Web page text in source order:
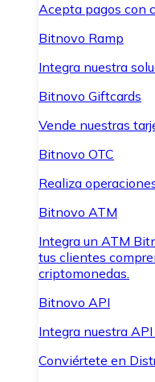
Acepta pagos con
Bitnovo Ramp
Integra nuestra
Bitnovo Giftcards
Vende nuestras
Bitnovo OTC
Realiza
Bitnovo ATM
Integra un ATM
tus clientes
criptomonedas.
Bitnovo API
Integra nuestra
Conviértete en